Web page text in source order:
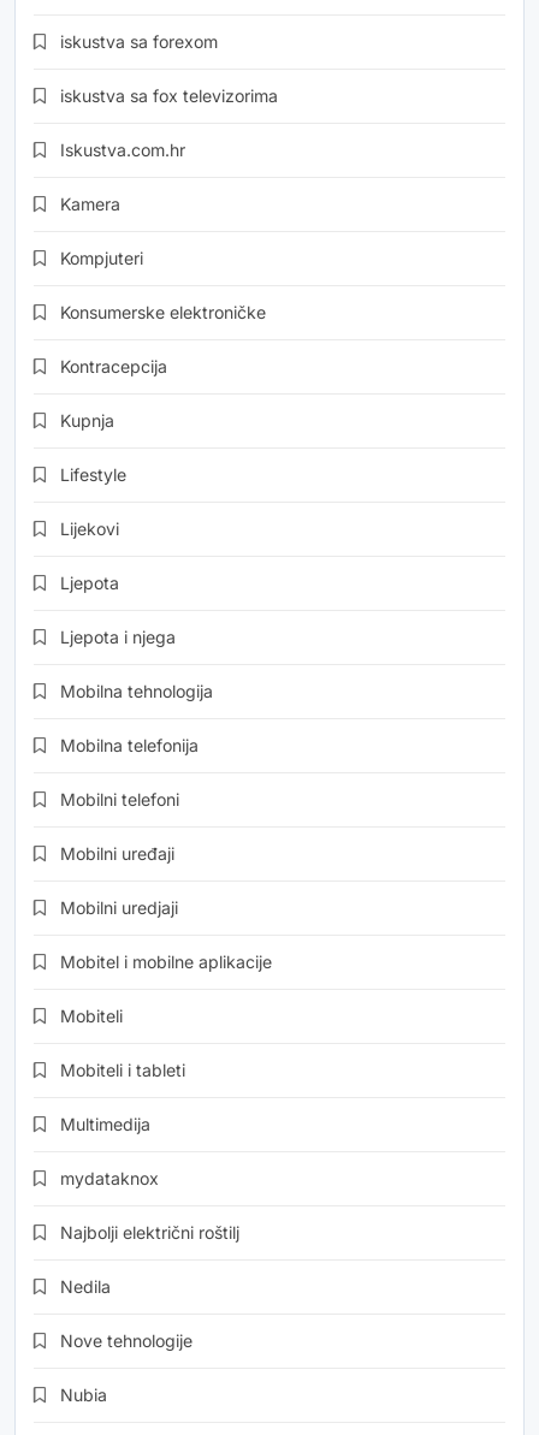
iskustva sa forexom
iskustva sa fox televizorima
Iskustva.com.hr
Kamera
Kompjuteri
Konsumerske elektroničke
Kontracepcija
Kupnja
Lifestyle
Lijekovi
Ljepota
Ljepota i njega
Mobilna tehnologija
Mobilna telefonija
Mobilni telefoni
Mobilni uređaji
Mobilni uredjaji
Mobitel i mobilne aplikacije
Mobiteli
Mobiteli i tableti
Multimedija
mydataknox
Najbolji električni roštilj
Nedila
Nove tehnologije
Nubia